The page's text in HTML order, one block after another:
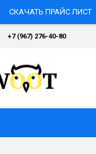
СКАЧАТЬ ПРАЙС ЛИСТ
+7 (967) 276-40-80